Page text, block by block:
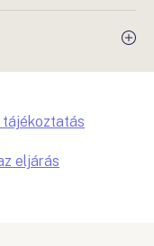
tájékoztatás
eljárás